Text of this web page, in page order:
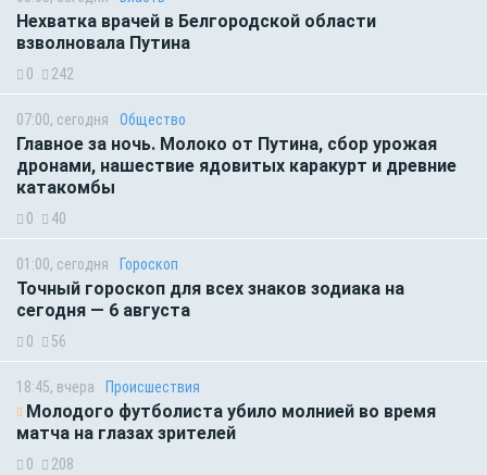
Нехватка врачей в Белгородской области
взволновала Путина
0 242
07:00, сегодня Общество
Главное за ночь. Молоко от Путина, сбор урожая
дронами, нашествие ядовитых каракурт и древние
катакомбы
0 40
01:00, сегодня Гороскоп
Точный гороскоп для всех знаков зодиака на
сегодня — 6 августа
0 56
18:45, вчера Происшествия
Молодого футболиста убило молнией во время
матча на глазах зрителей
0 208